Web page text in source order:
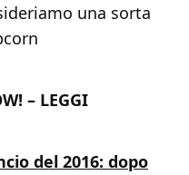
una sorta
– LEGGI
del 2016: dopo